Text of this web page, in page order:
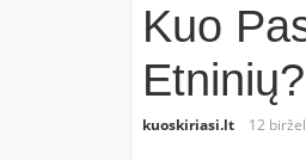
Kuo
Etninių?
kuoskiriasi.lt 12